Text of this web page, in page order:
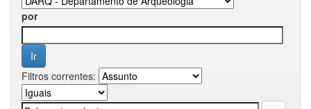
por
Filtros correntes: